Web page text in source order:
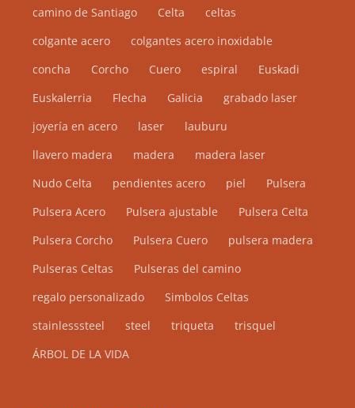
página
de
camino de Santiago
Celta
celtas
colgante acero
colgantes acero inoxidable
concha
Corcho Cuero espiral
Euskadi
Euskalerria
Flecha Galicia
grabado laser
joyería en acero
laser
lauburu
llavero madera
madera
madera laser
Nudo Celta
pendientes acero piel
Pulsera
Pulsera Acero
Pulsera ajustable
Pulsera Celta
Pulsera Corcho
Pulsera Cuero
pulsera madera
Pulseras Celtas
Pulseras del camino
regalo personalizado
Simbolos Celtas
stainlesssteel
steel triqueta
trisquel
ÁRBOL DE LA VIDA